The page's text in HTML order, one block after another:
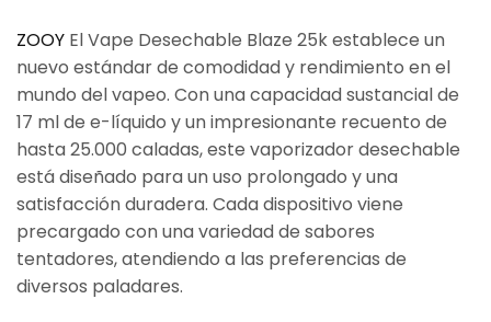
ZOOY El Vape Desechable Blaze 25k establece un
nuevo estándar de comodidad y rendimiento en el
mundo del vapeo. Con una capacidad sustancial de
17 ml de e-líquido y un impresionante recuento de
hasta 25.000 caladas, este vaporizador desechable
está diseñado para un uso prolongado y una
satisfacción duradera. Cada dispositivo viene
precargado con una variedad de sabores
tentadores, atendiendo a las preferencias de
diversos paladares.